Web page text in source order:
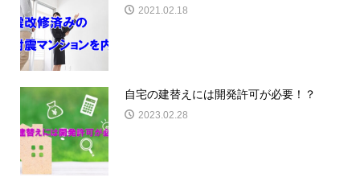
2021.02.18
自宅の建替えには開発許可が必要！？
2023.02.28